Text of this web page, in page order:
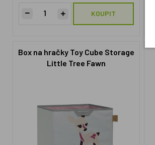
KOUPIT
Box na hračky Toy Cube Storage
Little Tree Fawn